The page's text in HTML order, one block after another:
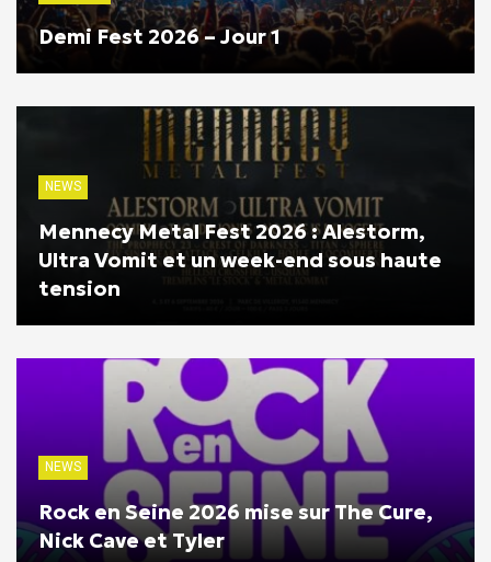
Demi Fest 2026 – Jour 1
NEWS
Mennecy Metal Fest 2026 : Alestorm,
Ultra Vomit et un week-end sous haute
tension
NEWS
Rock en Seine 2026 mise sur The Cure,
Nick Cave et Tyler